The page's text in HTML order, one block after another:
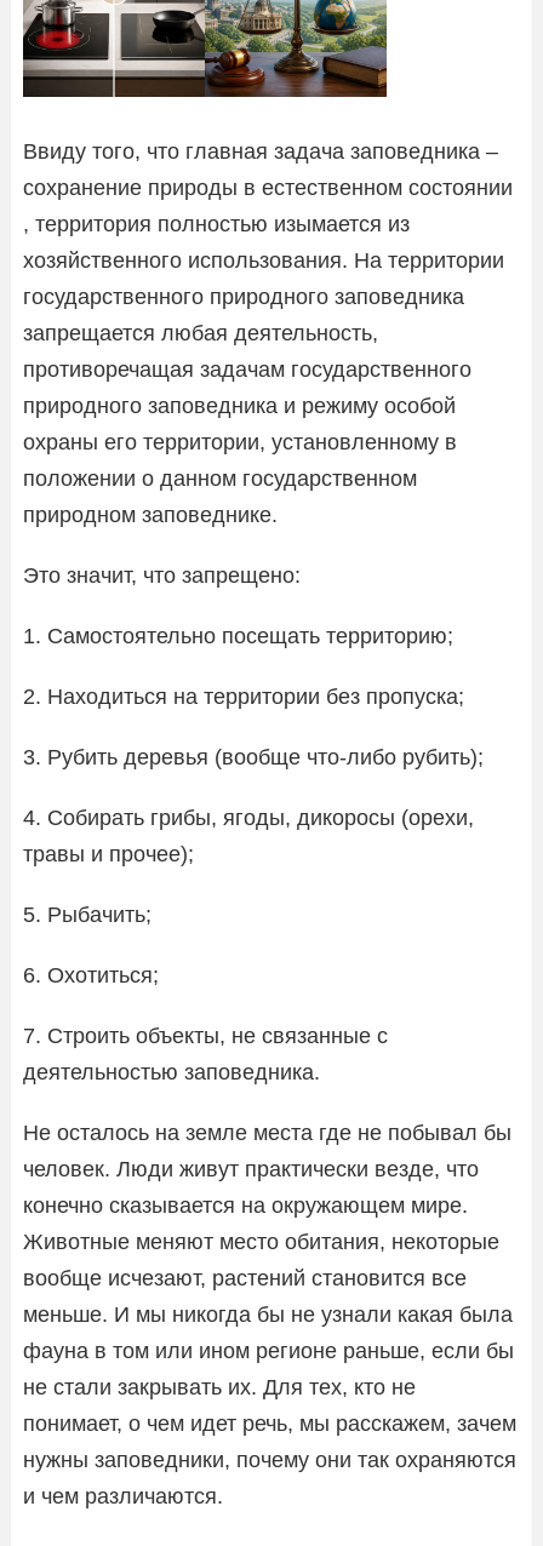
Ввиду того, что главная задача заповедника –
сохранение природы в естественном состоянии
, территория полностью изымается из
хозяйственного использования. На территории
государственного природного заповедника
запрещается любая деятельность,
противоречащая задачам государственного
природного заповедника и режиму особой
охраны его территории, установленному в
положении о данном государственном
природном заповеднике.
Это значит, что запрещено:
1. Самостоятельно посещать территорию;
2. Находиться на территории без пропуска;
3. Рубить деревья (вообще что-либо рубить);
4. Собирать грибы, ягоды, дикоросы (орехи,
травы и прочее);
5. Рыбачить;
6. Охотиться;
7. Строить объекты, не связанные с
деятельностью заповедника.
Не осталось на земле места где не побывал бы
человек. Люди живут практически везде, что
конечно сказывается на окружающем мире.
Животные меняют место обитания, некоторые
вообще исчезают, растений становится все
меньше. И мы никогда бы не узнали какая была
фауна в том или ином регионе раньше, если бы
не стали закрывать их. Для тех, кто не
понимает, о чем идет речь, мы расскажем, зачем
нужны заповедники, почему они так охраняются
и чем различаются.